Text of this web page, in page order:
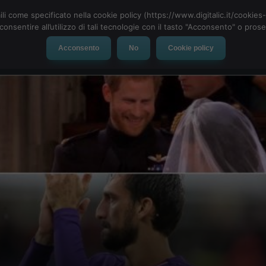
Social Network App Automotive Tech-News
come specificato nella cookie policy (https://www.digitalic.it/
all’utilizzo di tali tecnologie con il tasto "Acconsento" o
Acconsento No Cookie policy